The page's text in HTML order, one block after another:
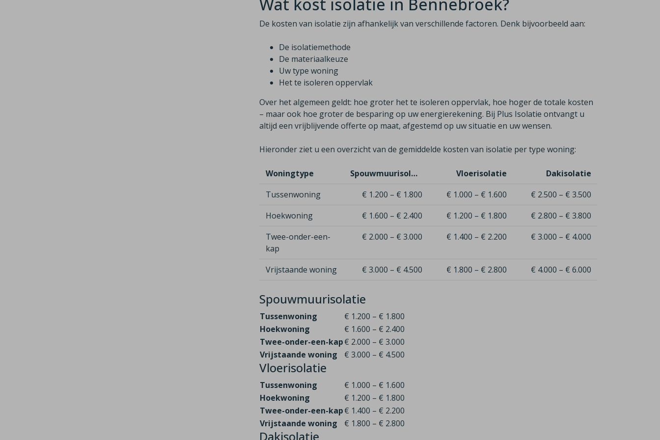
De kosten van isolatie zijn afhankelijk van verschillende factoren. Denk bijvoorbeeld aan:
De isolatiemethode
De materiaalkeuze
Uw type woning
Het te isoleren oppervlak
Over het algemeen geldt: hoe groter het te isoleren oppervlak, hoe hoger de totale kosten
– maar ook hoe groter de besparing op uw energierekening. Bij Plus Isolatie ontvangt u
altijd een vrijblijvende offerte op maat, afgestemd op uw situatie en uw wensen.
Hieronder ziet u een overzicht van de gemiddelde kosten van isolatie per type woning:
Woningtype Spouwmuurisolatie Vloerisolatie
Dakisolatie
Tussenwoning
€ 1.200 – € 1.800 € 1.000 – € 1.600
€ 2.500 – € 3.500
Hoekwoning
€ 1.600 – € 2.400 € 1.200 – € 1.800
€ 2.800 – € 3.800
Twee-onder-een-
kap
€ 2.000 – € 3.000 € 1.400 – € 2.200 € 3.000 – € 4.000
Vrijstaande woning € 3.000 – € 4.500 € 1.800 – € 2.800 € 4.000 – € 6.000
Spouwmuurisolatie
Tussenwoning
€ 1.200 – € 1.800
Hoekwoning
€ 1.600 – € 2.400
Twee-onder-een-kap€ 2.000 – € 3.000
Vrijstaande woning
€ 3.000 – € 4.500
Vloerisolatie
Tussenwoning
€ 1.000 – € 1.600
Hoekwoning
€ 1.200 – € 1.800
Twee-onder-een-kap€ 1.400 – € 2.200
Vrijstaande woning
€ 1.800 – € 2.800
Dakisolatie